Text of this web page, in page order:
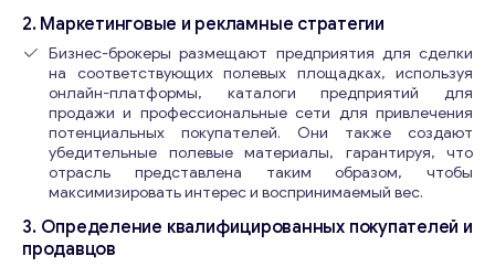
2. Маркетинговые и рекламные стратегии
Бизнес-брокеры размещают предприятия для сделки
на соответствующих полевых площадках, используя
онлайн-платформы, каталоги предприятий для
продажи и профессиональные сети для привлечения
потенциальных покупателей. Они также создают
убедительные полевые материалы, гарантируя, что
отрасль представлена ​​таким образом, чтобы
максимизировать интерес и воспринимаемый вес.
3. Определение квалифицированных покупателей и
продавцов